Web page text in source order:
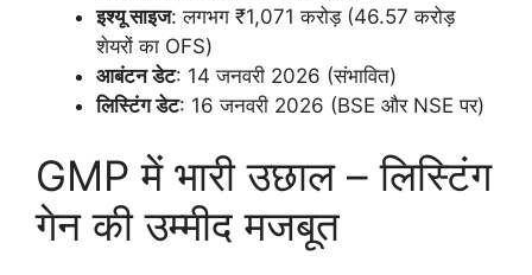
इश्यू साइज: लगभग ₹1,071 करोड़ (46.57 करोड़
शेयरों का OFS)
आबंटन डेट: 14 जनवरी 2026 (संभावित)
लिस्टिंग डेट: 16 जनवरी 2026 (BSE और NSE पर)
GMP में भारी उछाल – लिस्टिंग
गेन की उम्मीद मजबूत